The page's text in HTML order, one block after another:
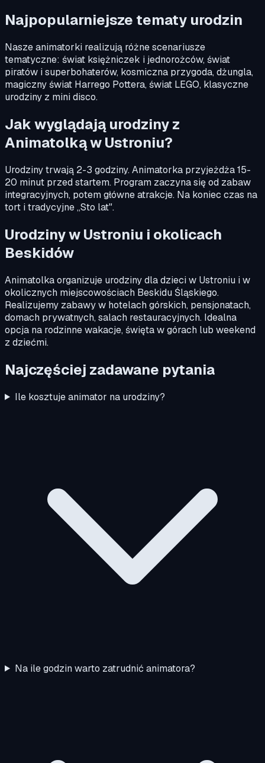
Najpopularniejsze tematy urodzin
Nasze animatorki realizują różne scenariusze
tematyczne: świat księżniczek i jednorożców, świat
piratów i superbohaterów, kosmiczna przygoda, dżungla,
magiczny świat Harrego Pottera, świat LEGO, klasyczne
urodziny z mini disco.
Jak wyglądają urodziny z
Animatolką w Ustroniu?
Urodziny trwają 2-3 godziny. Animatorka przyjeżdża 15-
20 minut przed startem. Program zaczyna się od zabaw
integracyjnych, potem główne atrakcje. Na koniec czas na
tort i tradycyjne „Sto lat".
Urodziny w Ustroniu i okolicach
Beskidów
Animatolka organizuje urodziny dla dzieci w Ustroniu i w
okolicznych miejscowościach Beskidu Śląskiego.
Realizujemy zabawy w hotelach górskich, pensjonatach,
domach prywatnych, salach restauracyjnych. Idealna
opcja na rodzinne wakacje, święta w górach lub weekend
z dziećmi.
Najczęściej zadawane pytania
Ile kosztuje animator na urodziny?
Na ile godzin warto zatrudnić animatora?